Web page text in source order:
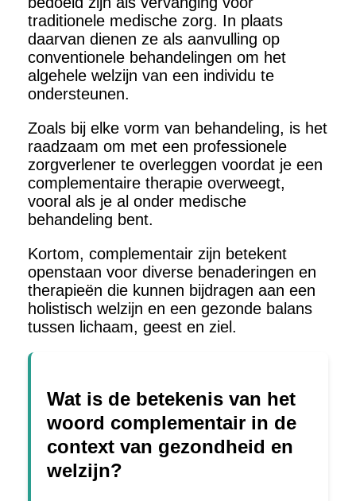
traditionele medische zorg. In plaats
daarvan dienen ze als aanvulling op
conventionele behandelingen om het
algehele welzijn van een individu te
ondersteunen.
Zoals bij elke vorm van behandeling, is het
raadzaam om met een professionele
zorgverlener te overleggen voordat je een
complementaire therapie overweegt,
vooral als je al onder medische
behandeling bent.
Kortom, complementair zijn betekent
openstaan voor diverse benaderingen en
therapieën die kunnen bijdragen aan een
holistisch welzijn en een gezonde balans
tussen lichaam, geest en ziel.
Wat is de betekenis van het
woord complementair in de
context van gezondheid en
welzijn?